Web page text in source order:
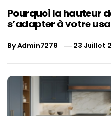
Pourquoi la hauteur
s’adapter à votre
ByAdmin7279 23 Juillet